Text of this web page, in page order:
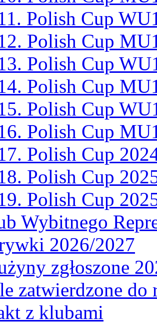
Polish Cup
Polish Cup
Polish Cup
Polish Cup
Polish Cup
Polish Cup
Polish Cup
Polish Cup
Polish Cup
Wybitnego
2026/2027
zgłoszone
zatwierdzone
z klubami